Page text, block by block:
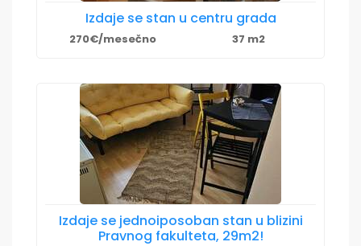
Izdaje se stan u centru grada
270€/mesečno 37 m2
Izdaje se jednoiposoban stan u blizini
Pravnog fakulteta, 29m2!